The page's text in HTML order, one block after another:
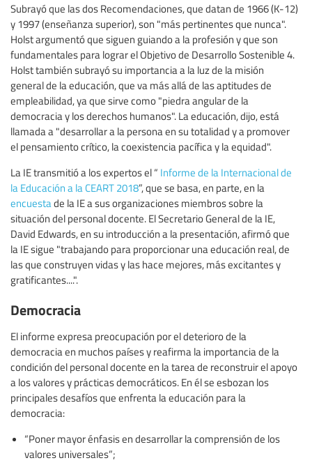
Subrayó que las dos Recomendaciones, que datan de 1966 (K-12)
y 1997 (enseñanza superior), son "más pertinentes que nunca".
Holst argumentó que siguen guiando a la profesión y que son
fundamentales para lograr el Objetivo de Desarrollo Sostenible 4.
Holst también subrayó su importancia a la luz de la misión
general de la educación, que va más allá de las aptitudes de
empleabilidad, ya que sirve como "piedra angular de la
democracia y los derechos humanos". La educación, dijo, está
llamada a "desarrollar a la persona en su totalidad y a promover
el pensamiento crítico, la coexistencia pacífica y la equidad".
La IE transmitió a los expertos el “ Informe de la Internacional de
la Educación a la CEART 2018”, que se basa, en parte, en la
encuesta de la IE a sus organizaciones miembros sobre la
situación del personal docente. El Secretario General de la IE,
David Edwards, en su introducción a la presentación, afirmó que
la IE sigue "trabajando para proporcionar una educación real, de
las que construyen vidas y las hace mejores, más excitantes y
gratificantes....".
Democracia
El informe expresa preocupación por el deterioro de la
democracia en muchos países y reafirma la importancia de la
condición del personal docente en la tarea de reconstruir el apoyo
a los valores y prácticas democráticos. En él se esbozan los
principales desafíos que enfrenta la educación para la
democracia:
“Poner mayor énfasis en desarrollar la comprensión de los
valores universales”;